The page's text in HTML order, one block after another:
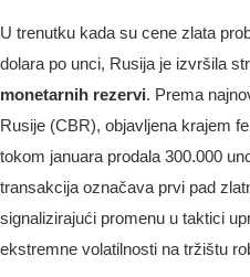
U trenutku kada su cene zlata
dolara po unci, Rusija je izvršila
monetarnih rezervi. Prema
Rusije (CBR), objavljena krajem
tokom januara prodala 300.000
transakcija označava prvi pad
signalizirajući promenu u taktici
ekstremne volatilnosti na tržištu